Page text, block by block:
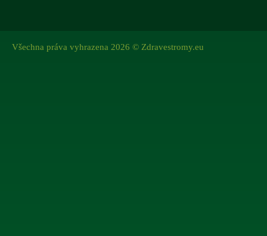
Všechna práva vyhrazena 2026 © Zdravestromy.eu